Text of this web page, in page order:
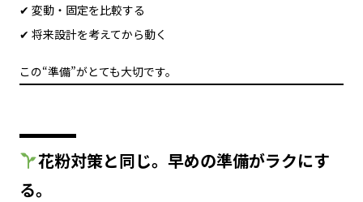
✔ 変動・固定を比較する
✔ 将来設計を考えてから動く
この“準備”がとても大切です。
花粉対策と同じ。早めの準備がラクにす
る。